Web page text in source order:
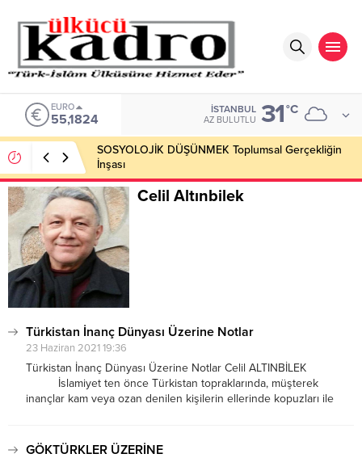
EURO
55,1824
İSTANBUL
AZ BULUTLU 31°C
SOSYOLOJİK DÜŞÜNMEK Toplumsal Gerçekliğin
İnşası
Celil Altınbilek
Türkistan İnanç Dünyası Üzerine Notlar
23 Haziran 2021 19:36
Türkistan İnanç Dünyası Üzerine Notlar Celil ALTINBİLEK
İslamiyet ten önce Türkistan topraklarında, müşterek
inançlar kam veya ozan denilen kişilerin ellerinde kopuzları ile
GÖKTÜRKLER ÜZERİNE